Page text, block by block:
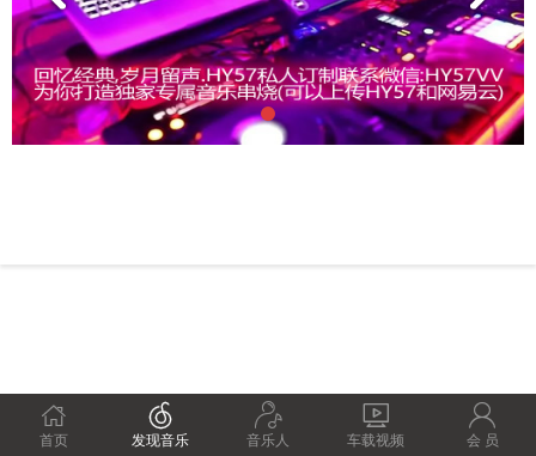

首页

发现音乐

音乐人

车载视频

会 员